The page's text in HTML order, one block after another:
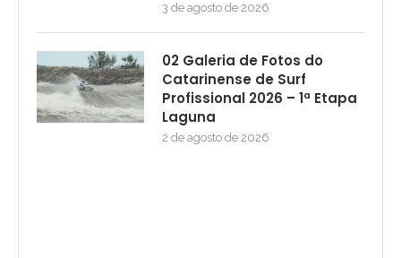
3 de agosto de 2026
02 Galeria de Fotos do
Catarinense de Surf
Profissional 2026 – 1ª Etapa
Laguna
2 de agosto de 2026